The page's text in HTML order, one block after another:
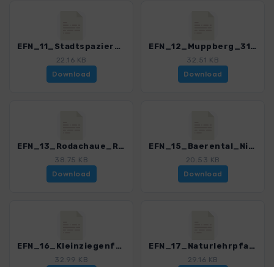
EFN_11_Stadtspaziergang_Coburg_3151_2.gpx
22.16 KB
Download
EFN_12_Muppberg_3151_2.gpx
32.51 KB
Download
EFN_13_Rodachaue_Redwitz_3151_2.gpx
38.75 KB
Download
EFN_15_Baerental_Niesten_3151_2.gpx
20.53 KB
Download
EFN_16_Kleinziegenfelder_Tal_3151_2.gpx
32.99 KB
EFN_17_Naturlehrpfad_Rehberg_3151_2.gpx
29.16 KB